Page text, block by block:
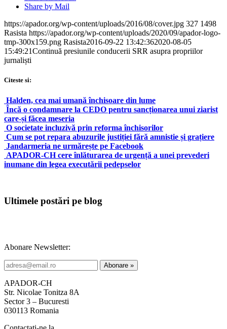
Share by Mail
https://apador.org/wp-content/uploads/2016/08/cover.jpg 327 1498
Rasista https://apador.org/wp-content/uploads/2020/09/apador-logo-
tmp-300x159.png Rasista2016-09-22 13:42:362020-08-05
15:49:21Continuă presiunile conducerii SRR asupra propriilor
jurnaliști
Citeste si:
Halden, cea mai umană închisoare din lume
Încă o condamnare la CEDO pentru sancționarea unui ziarist
care-și făcea meseria
O societate incluzivă prin reforma închisorilor
Cum se pot repara abuzurile justiției fără amnistie și grațiere
Jandarmeria ne urmărește pe Facebook
APADOR-CH cere înlăturarea de urgență a unei prevederi
inumane din legea executării pedepselor
Ultimele postări pe blog
Abonare Newsletter:
APADOR-CH
Str. Nicolae Tonitza 8A
Sector 3 – Bucuresti
030113 Romania